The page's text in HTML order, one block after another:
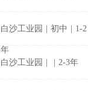
白沙工业园 初中 1-2
年
白沙工业园 2-3年